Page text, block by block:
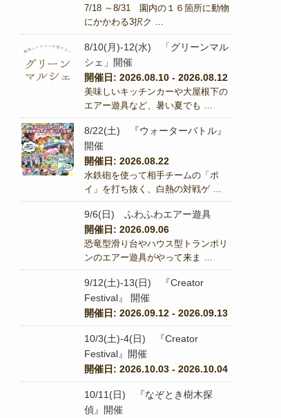
7/18 ～8/31 園内の１６箇所に動物
にかかわる3択ク …
8/10(月)-12(水) 「グリーンマル
シェ」開催
開催日: 2026.08.10 - 2026.08.12
美味しいキッチンカーや大屋根下の
エアー遊具など、暑い夏でも …
8/22(土) 『ウォーターバトル』
開催
開催日: 2026.08.22
水鉄砲を使って相手チームの「ポ
イ」を打ち抜く、白熱の対戦ゲ …
9/6(日) ふわふわエアー遊具
開催日: 2026.09.06
恐竜型滑り台やハウス型トランポリ
ンのエアー遊具がやって来ま …
9/12(土)-13(日) 『Creator
Festival』 開催
開催日: 2026.09.12 - 2026.09.13
10/3(土)-4(日) 『Creator
Festival』開催
開催日: 2026.10.03 - 2026.10.04
10/11(日) 『なぞとき樹木探
偵』開催